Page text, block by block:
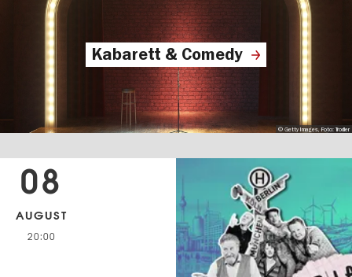
Kabarett & Comedy
© Getty Images, Foto: Trodler
08
AUGUST
20:00